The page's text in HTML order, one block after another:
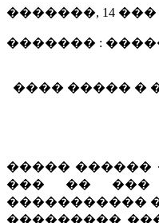
�������, 14 ���
������� :
���� ����� �
����� ������
��� �� ���
�����������
��������� ���